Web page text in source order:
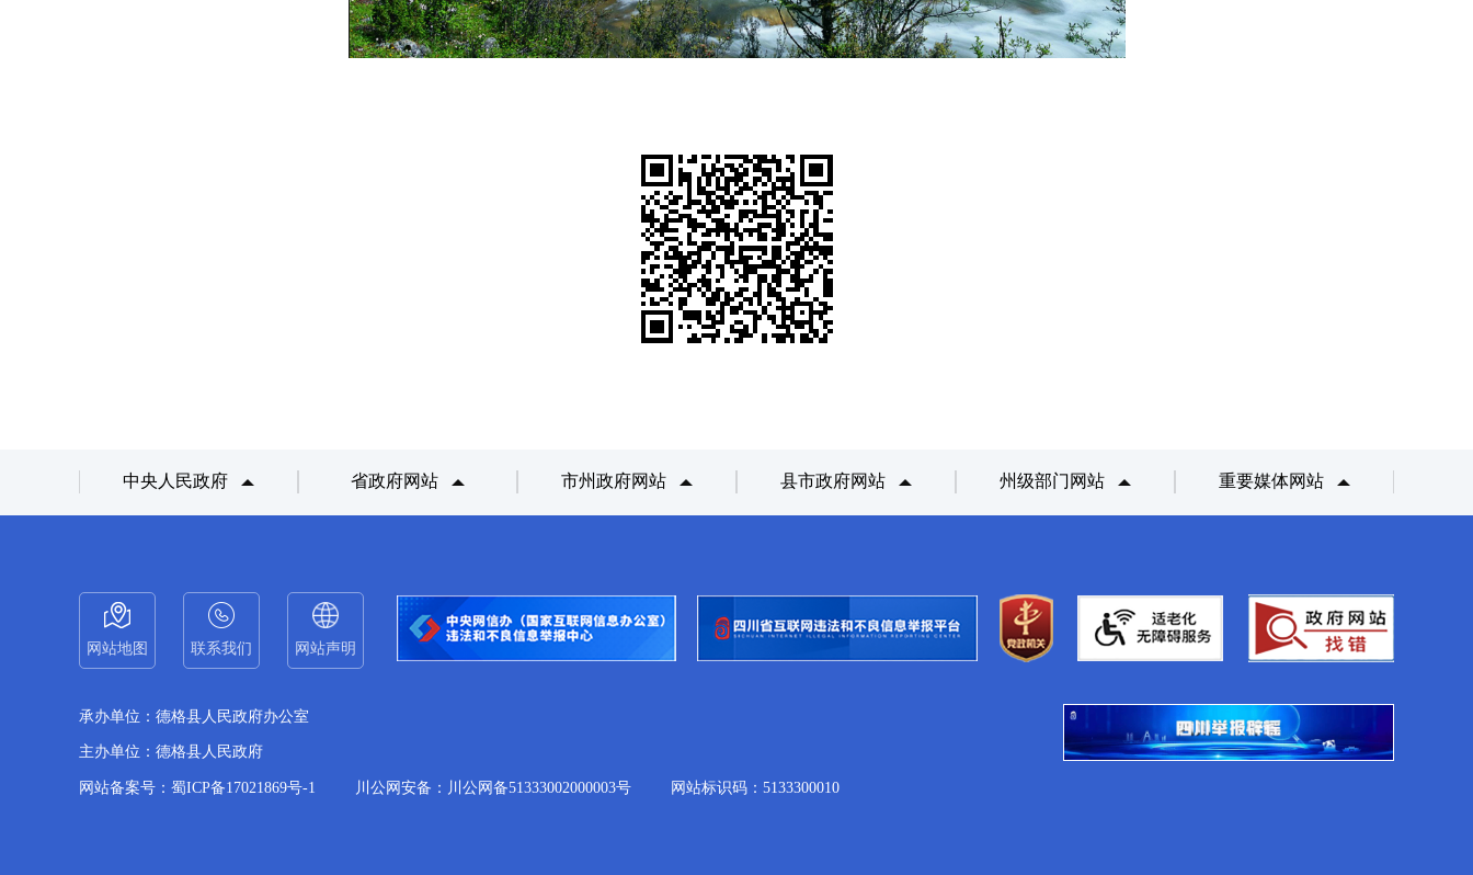
中央人民政府 省政府网站 市州政府网站 县市政府网站 州级部门网站 重要媒体网站
网站地图 联系我们 网站声明
承办单位：德格县人民政府办公室
主办单位：德格县人民政府
网站备案号：蜀ICP备17021869号-1 川公网安备：川公网备51333002000003号 网站标识码：5133300010